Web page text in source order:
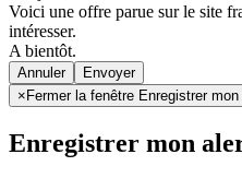
Voici une offre parue sur le site
intéresser.
A bientôt.
Annuler
× Fermer la fenêtre Enregistrer
Enregistrer mon